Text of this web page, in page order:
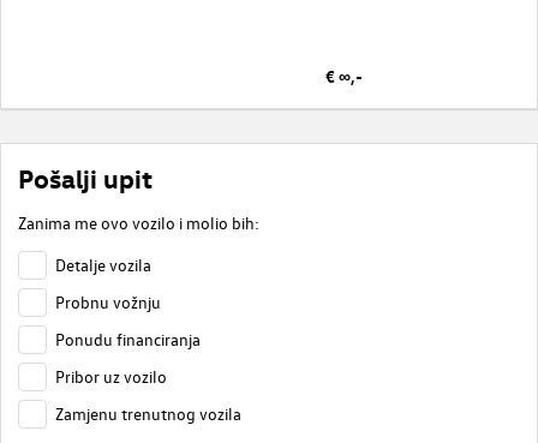
€ ∞,-
Pošalji upit
Zanima me ovo vozilo i molio bih:
Detalje vozila
Probnu vožnju
Ponudu financiranja
Pribor uz vozilo
Zamjenu trenutnog vozila